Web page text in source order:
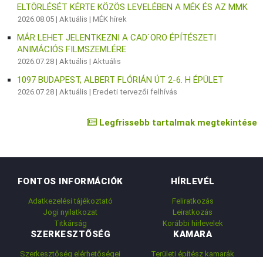
ELTÖRLÉSÉT KÉRTE KÖZÖS LEVELÉBEN A MÉK ÉS AZ MMK
2026.08.05 |Aktuális |MÉK hírek
MÁR LEHET JELENTKEZNI A CAD`ORO ÉPÍTÉSZETI
ANIMÁCIÓS FILMSZEMLÉRE
2026.07.28 |Aktuális |Aktuális
1097 BUDAPEST, ALBERT FLÓRIÁN ÚT 2-6. H ÉPÜLET
2026.07.28 |Aktuális |Eredeti tervezői felhívás
Legfrissebb tartalmak megtekintése
FONTOS INFORMÁCIÓK
Adatkezelési tájékoztató
Jogi nyilatkozat
Titkárság
HÍRLEVÉL
Feliratkozás
Leiratkozás
Korábbi hírlevelek
SZERKESZTŐSÉG
Szerkesztőség elérhetőségei
KAMARA
Területi építész kamarák